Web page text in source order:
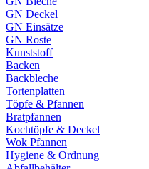
GN Deckel
GN Einsätze
GN Roste
Kunststoff
Backen
Backbleche
Tortenplatten
Töpfe & Pfannen
Bratpfannen
Kochtöpfe & Deckel
Wok Pfannen
Hygiene & Ordnung